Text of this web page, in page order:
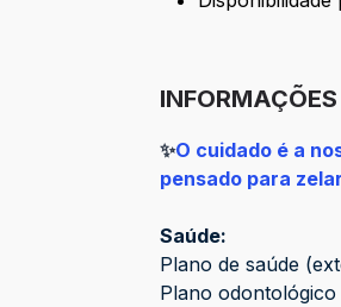
✨O cuidado é a
pensado para
Saúde:
Plano de saúde
Plano